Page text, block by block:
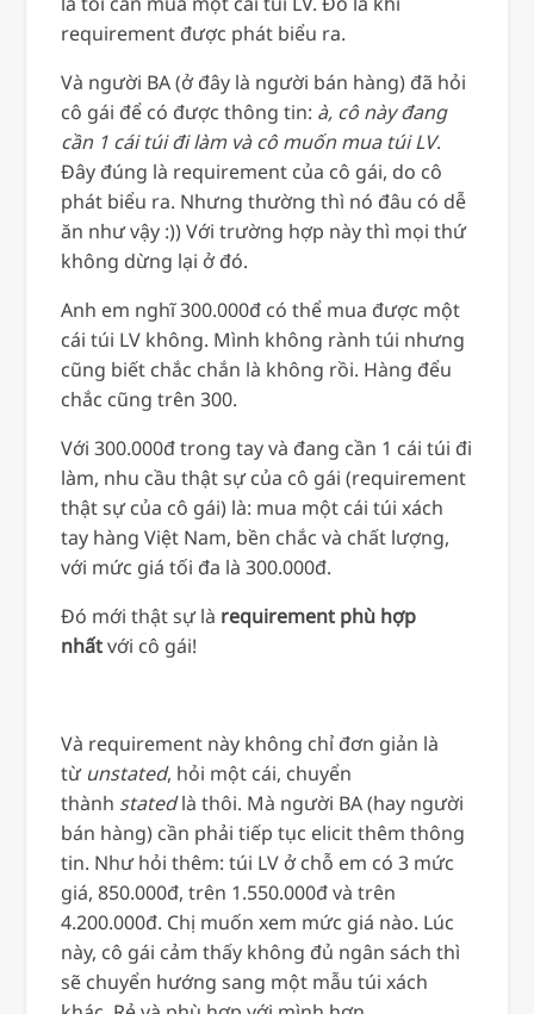
requirement được phát biểu ra.
Và người BA (ở đây là người bán hàng) đã hỏi
cô gái để có được thông tin: à, cô này đang
cần 1 cái túi đi làm và cô muốn mua túi LV.
Đây đúng là requirement của cô gái, do cô
phát biểu ra. Nhưng thường thì nó đâu có dễ
ăn như vậy :)) Với trường hợp này thì mọi thứ
không dừng lại ở đó.
Anh em nghĩ 300.000đ có thể mua được một
cái túi LV không. Mình không rành túi nhưng
cũng biết chắc chắn là không rồi. Hàng đểu
chắc cũng trên 300.
Với 300.000đ trong tay và đang cần 1 cái túi đi
làm, nhu cầu thật sự của cô gái (requirement
thật sự của cô gái) là: mua một cái túi xách
tay hàng Việt Nam, bền chắc và chất lượng,
với mức giá tối đa là 300.000đ.
Đó mới thật sự là requirement phù hợp
nhấtvới cô gái!
Và requirement này không chỉ đơn giản là
từ unstated, hỏi một cái, chuyển
thành statedlà thôi. Mà người BA (hay người
bán hàng) cần phải tiếp tục elicit thêm thông
tin. Như hỏi thêm: túi LV ở chỗ em có 3 mức
giá, 850.000đ, trên 1.550.000đ và trên
4.200.000đ. Chị muốn xem mức giá nào. Lúc
này, cô gái cảm thấy không đủ ngân sách thì
sẽ chuyển hướng sang một mẫu túi xách